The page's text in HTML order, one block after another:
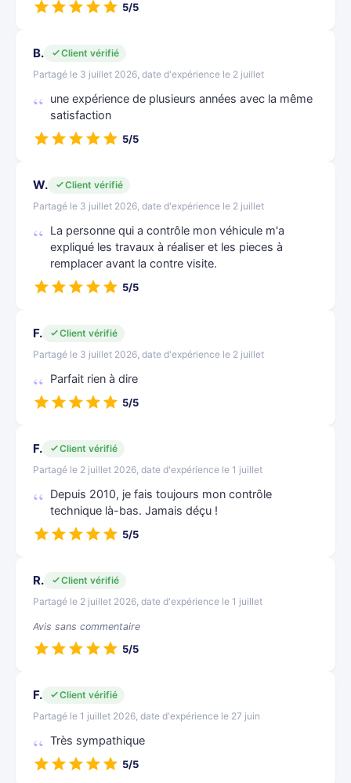
5/5
B.
Client vérifié
Partagé le 3 juillet 2026, date d'expérience le 2 juillet
une expérience de plusieurs années avec la même
satisfaction
5/5
W.
Client vérifié
Partagé le 3 juillet 2026, date d'expérience le 2 juillet
La personne qui a contrôle mon véhicule m'a
expliqué les travaux à réaliser et les pieces à
remplacer avant la contre visite.
5/5
F.
Client vérifié
Partagé le 3 juillet 2026, date d'expérience le 2 juillet
Parfait rien à dire
5/5
F.
Client vérifié
Partagé le 2 juillet 2026, date d'expérience le 1 juillet
Depuis 2010, je fais toujours mon contrôle
technique là-bas. Jamais déçu !
5/5
R.
Client vérifié
Partagé le 2 juillet 2026, date d'expérience le 1 juillet
Avis sans commentaire
5/5
F.
Client vérifié
Partagé le 1 juillet 2026, date d'expérience le 27 juin
Très sympathique
5/5